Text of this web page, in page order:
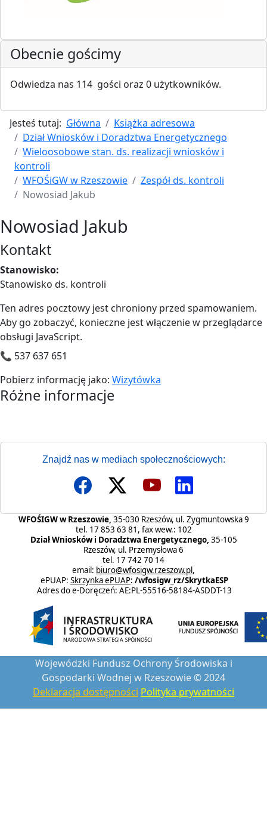
Obecnie gościmy
Odwiedza nas 114 gości oraz 0 użytkowników.
Jesteś tutaj: Główna
Książka adresowa
Dział Wniosków i Doradztwa Energetycznego
Wieloosobowe stan. ds. realizacji wniosków i
kontroli
WFOŚiGW w Rzeszowie
Zespół ds. kontroli
Nowosiad Jakub
Nowosiad Jakub
Kontakt
Stanowisko:
Stanowisko ds. kontroli
Ten adres pocztowy jest chroniony przed spamowaniem.
Aby go zobaczyć, konieczne jest włączenie w przeglądarce
obsługi JavaScript.
📞 537 637 651
Pobierz informację jako: Wizytówka
Różne informacje
Znajdź nas w mediach społecznościowych:
WFOŚIGW w Rzeszowie, 35-030 Rzeszów, ul. Zygmuntowska 9
tel. 17 853 63 81, fax wew.: 102
Dział Wniosków i Doradztwa Energetycznego, 35-105
Rzeszów, ul. Przemysłowa 6
tel. 17 742 70 14
email: biuro@wfosigw.rzeszow.pl,
ePUAP: Skrzynka ePUAP: /wfosigw_rz/SkrytkaESP
Adres do e-Doręczeń: AE:PL-55516-58184-ASDDT-13
Wojewódzki Fundusz Ochrony Środowiska i
Gospodarki Wodnej w Rzeszowie © 2024
Deklaracja dostępności Polityka prywatności